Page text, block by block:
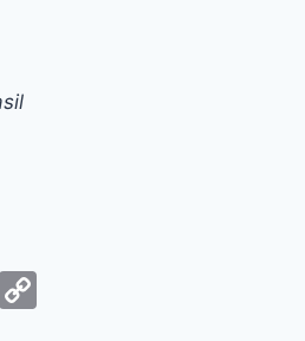
G